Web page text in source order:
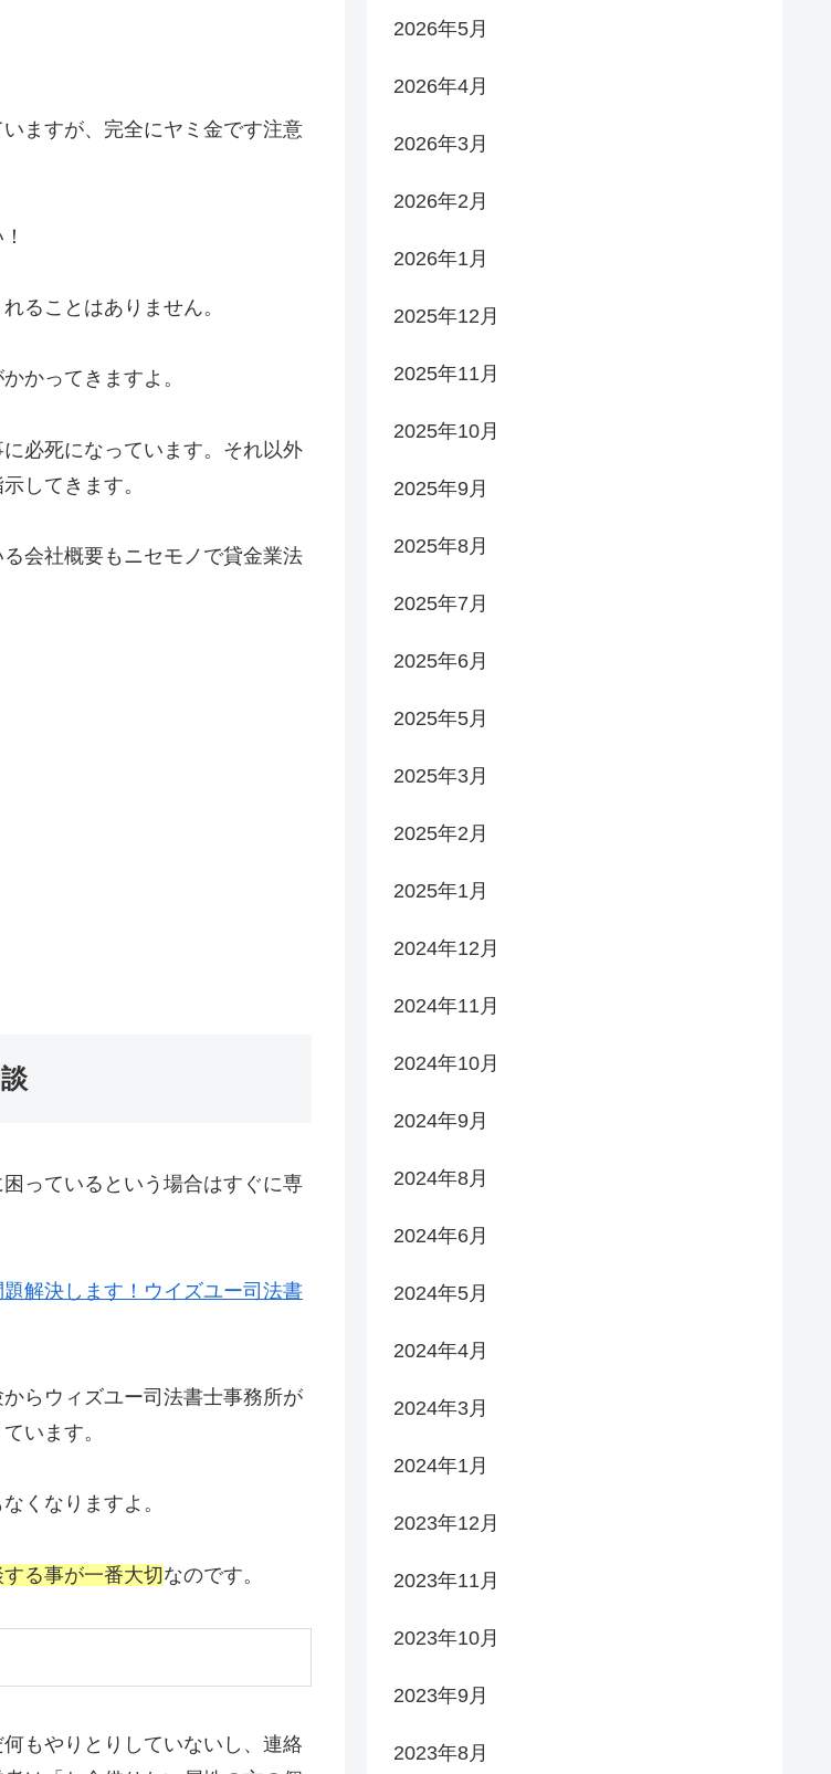
ますが、完全にヤミ金です注意
ることはありません。
かってきますよ。
必死になっています。それ以外
してきます。
会社概要もニセモノで貸金業法
っているという場合はすぐに専
解決します！ウイズユー司法書
らウィズユー司法書士事務所が
います。
くなりますよ。
る事が一番大切なのです。
もやりとりしていないし、連絡
2026年5月
2026年4月
2026年3月
2026年2月
2026年1月
2025年12月
2025年11月
2025年10月
2025年9月
2025年8月
2025年7月
2025年6月
2025年5月
2025年3月
2025年2月
2025年1月
2024年12月
2024年11月
2024年10月
2024年9月
2024年8月
2024年6月
2024年5月
2024年4月
2024年3月
2024年1月
2023年12月
2023年11月
2023年10月
2023年9月
2023年8月